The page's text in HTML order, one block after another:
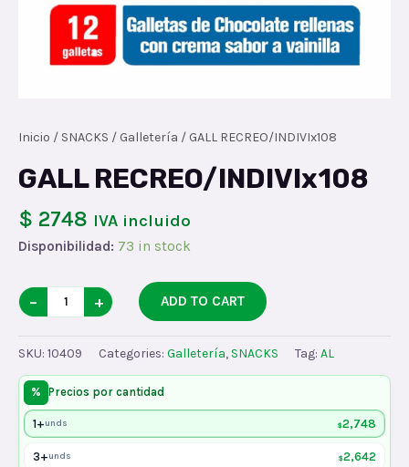
Inicio / SNACKS / Galletería / GALL RECREO/INDIVIx108
GALL RECREO/INDIVIx108
$ 2748 IVA incluido
Disponibilidad: 73 in stock
GALL
RECREO/INDIVIx108
quantity
− + ADD TO CART
SKU: 10409 Categories: Galletería, SNACKS Tag: AL
% Precios por cantidad
1+unds $2,748
3+unds $2,642